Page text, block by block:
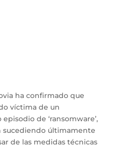
ha confirmado que
víctima de un
de ‘ransomware’,
sucediendo últimamente
de las medidas técnicas